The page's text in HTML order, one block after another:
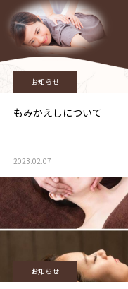
お知らせ
もみかえしについて
2023.02.07
お知らせ